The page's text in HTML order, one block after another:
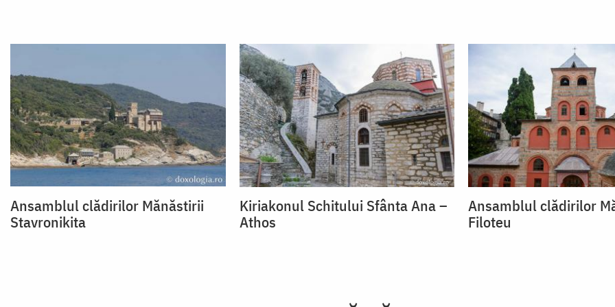
Ansamblul clădirilor Mănăstirii
Stavronikita
Kiriakonul Schitului Sfânta Ana –
Athos
Ansamblul clădirilor
Filoteu